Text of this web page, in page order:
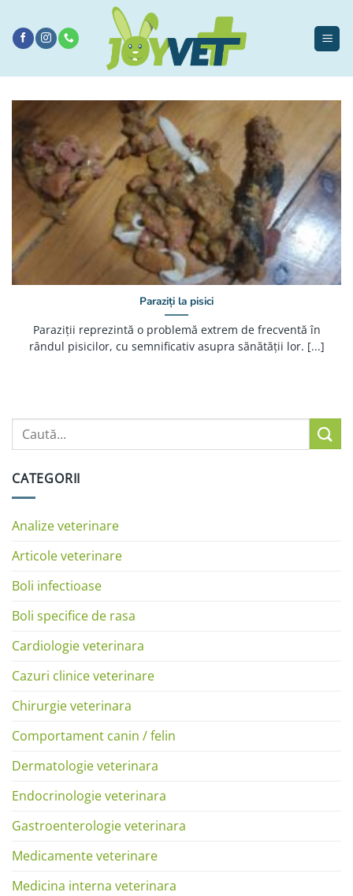
conținut
CATEGORII
Analize veterinare
Articole veterinare
Boli infectioase
Boli specifice de rasa
Cardiologie veterinara
Cazuri clinice veterinare
Chirurgie veterinara
Comportament canin / felin
Dermatologie veterinara
Endocrinologie veterinara
Gastroenterologie veterinara
Medicamente veterinare
Medicina interna veterinara
Paraziți la pisici
Paraziții reprezintă o problemă extrem de frecventă în
rândul pisicilor, cu semnificativ asupra sănătății lor. [...]